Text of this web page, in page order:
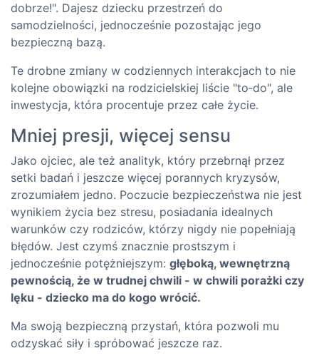
dobrze!". Dajesz dziecku przestrzeń do
samodzielności, jednocześnie pozostając jego
bezpieczną bazą.
Te drobne zmiany w codziennych interakcjach to nie
kolejne obowiązki na rodzicielskiej liście "to‑do", ale
inwestycja, która procentuje przez całe życie.
Mniej presji, więcej sensu
Jako ojciec, ale też analityk, który przebrnął przez
setki badań i jeszcze więcej porannych kryzysów,
zrozumiałem jedno. Poczucie bezpieczeństwa nie jest
wynikiem życia bez stresu, posiadania idealnych
warunków czy rodziców, którzy nigdy nie popełniają
błędów. Jest czymś znacznie prostszym i
jednocześnie potężniejszym: głęboką, wewnętrzną
pewnością, że w trudnej chwili - w chwili porażki czy
lęku - dziecko ma do kogo wrócić.
Ma swoją bezpieczną przystań, która pozwoli mu
odzyskać siły i spróbować jeszcze raz.